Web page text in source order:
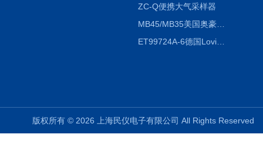
ZC-Q便携大气采样器
MB45/MB35美国奥豪斯OHAUS MB45/MB35卤素红外水分测定仪
ET99724A-6德国Lovibond ET99724A-6微电脑BOD测定仪
版权所有 © 2026 上海民仪电子有限公司 All Rights